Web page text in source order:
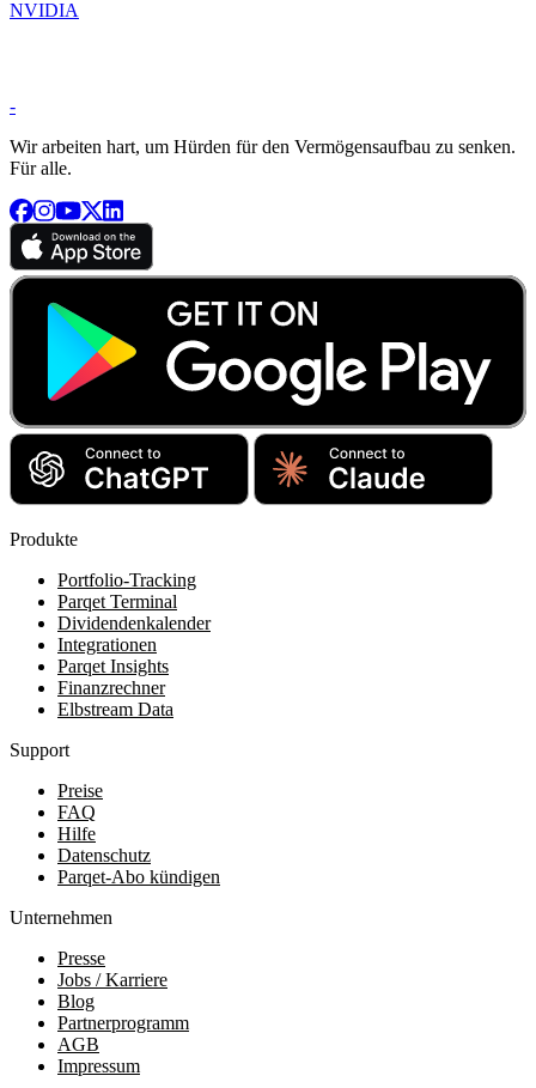
NVIDIA
-
Wir arbeiten hart, um Hürden für den Vermögensaufbau zu senken.
Für alle.
Produkte
Portfolio-Tracking
Parqet Terminal
Dividendenkalender
Integrationen
Parqet Insights
Finanzrechner
Elbstream Data
Support
Preise
FAQ
Hilfe
Datenschutz
Parqet-Abo kündigen
Unternehmen
Presse
Jobs / Karriere
Blog
Partnerprogramm
AGB
Impressum